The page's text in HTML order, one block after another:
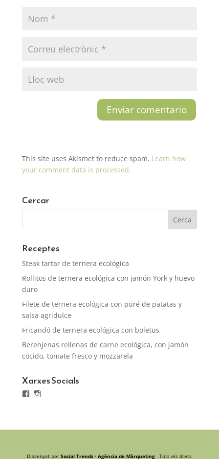
This site uses Akismet to reduce spam. Learn how
your comment data is processed.
Cercar
Receptes
Steak tartar de ternera ecológica
Rollitos de ternera ecológica con jamón York y huevo
duro
Filete de ternera ecológica con puré de patatas y
salsa agridulce
Fricandó de ternera ecológica con boletus
Berenjenas rellenas de carne ecológica, con jamón
cocido, tomate fresco y mozzarela
Xarxes Socials
Facebook
Instagram
Dissenyat perSocial Trends · Agència de Màrqueting . Tots els drets